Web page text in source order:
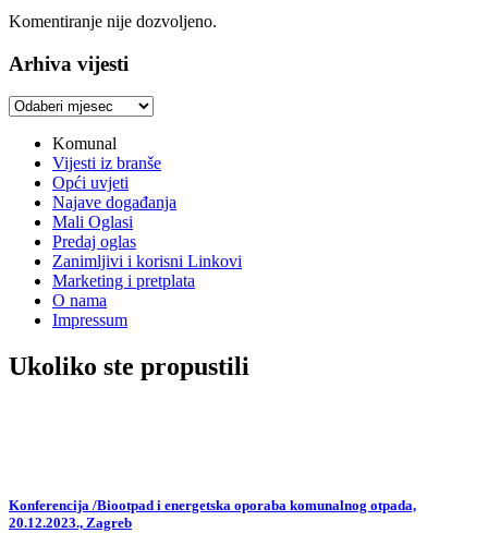
Komentiranje nije dozvoljeno.
Arhiva vijesti
Arhiva
Komunal
Vijesti iz branše
Opći uvjeti
Najave događanja
Mali Oglasi
Predaj oglas
Zanimljivi i korisni Linkovi
Marketing i pretplata
O nama
Impressum
Ukoliko ste propustili
Konferencija /Biootpad i energetska oporaba komunalnog otpada,
20.12.2023., Zagreb